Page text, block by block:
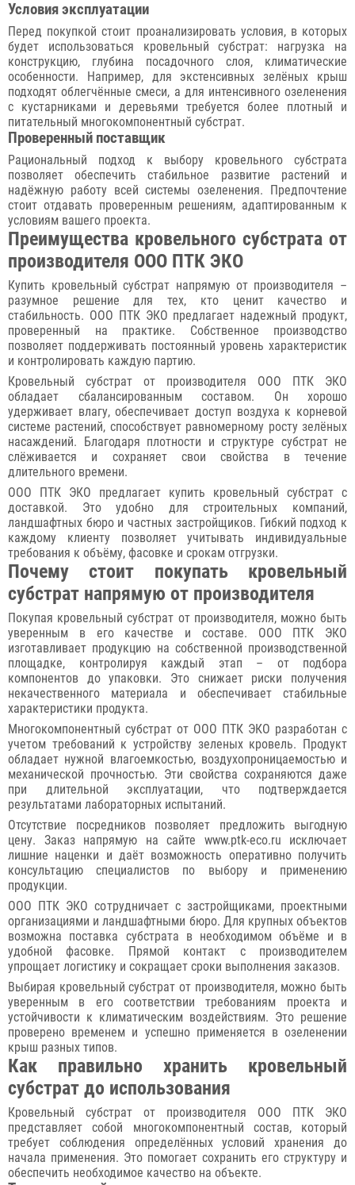
Условия эксплуатации
Перед покупкой стоит проанализировать условия, в которых
будет использоваться кровельный субстрат: нагрузка на
конструкцию, глубина посадочного слоя, климатические
особенности. Например, для экстенсивных зелёных крыш
подходят облегчённые смеси, а для интенсивного озеленения
с кустарниками и деревьями требуется более плотный и
питательный многокомпонентный субстрат.
Проверенный поставщик
Рациональный подход к выбору кровельного субстрата
позволяет обеспечить стабильное развитие растений и
надёжную работу всей системы озеленения. Предпочтение
стоит отдавать проверенным решениям, адаптированным к
условиям вашего проекта.
Преимущества кровельного субстрата от
производителя ООО ПТК ЭКО
Купить кровельный субстрат напрямую от производителя –
разумное решение для тех, кто ценит качество и
стабильность. ООО ПТК ЭКО предлагает надежный продукт,
проверенный на практике. Собственное производство
позволяет поддерживать постоянный уровень характеристик
и контролировать каждую партию.
Кровельный субстрат от производителя ООО ПТК ЭКО
обладает сбалансированным составом. Он хорошо
удерживает влагу, обеспечивает доступ воздуха к корневой
системе растений, способствует равномерному росту зелёных
насаждений. Благодаря плотности и структуре субстрат не
слёживается и сохраняет свои свойства в течение
длительного времени.
ООО ПТК ЭКО предлагает купить кровельный субстрат с
доставкой. Это удобно для строительных компаний,
ландшафтных бюро и частных застройщиков. Гибкий подход к
каждому клиенту позволяет учитывать индивидуальные
требования к объёму, фасовке и срокам отгрузки.
Почему стоит покупать кровельный
субстрат напрямую от производителя
Покупая кровельный субстрат от производителя, можно быть
уверенным в его качестве и составе. ООО ПТК ЭКО
изготавливает продукцию на собственной производственной
площадке, контролируя каждый этап – от подбора
компонентов до упаковки. Это снижает риски получения
некачественного материала и обеспечивает стабильные
характеристики продукта.
Многокомпонентный субстрат от ООО ПТК ЭКО разработан с
учетом требований к устройству зеленых кровель. Продукт
обладает нужной влагоемкостью, воздухопроницаемостью и
механической прочностью. Эти свойства сохраняются даже
при длительной эксплуатации, что подтверждается
результатами лабораторных испытаний.
Отсутствие посредников позволяет предложить выгодную
цену. Заказ напрямую на сайте www.ptk-eco.ru исключает
лишние наценки и даёт возможность оперативно получить
консультацию специалистов по выбору и применению
продукции.
ООО ПТК ЭКО сотрудничает с застройщиками, проектными
организациями и ландшафтными бюро. Для крупных объектов
возможна поставка субстрата в необходимом объёме и в
удобной фасовке. Прямой контакт с производителем
упрощает логистику и сокращает сроки выполнения заказов.
Выбирая кровельный субстрат от производителя, можно быть
уверенным в его соответствии требованиям проекта и
устойчивости к климатическим воздействиям. Это решение
проверено временем и успешно применяется в озеленении
крыш разных типов.
Как правильно хранить кровельный
субстрат до использования
Кровельный субстрат от производителя ООО ПТК ЭКО
представляет собой многокомпонентный состав, который
требует соблюдения определённых условий хранения до
начала применения. Это помогает сохранить его структуру и
обеспечить необходимое качество на объекте.